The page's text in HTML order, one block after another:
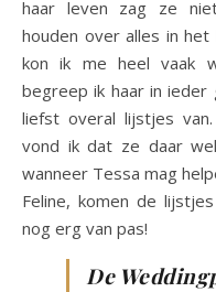
haar leven zag ze
houden over alles in het
kon ik me heel vaak
begreep ik haar in
liefst overal lijstjes
vond ik dat ze daar
wanneer Tessa mag
Feline, komen de
nog erg van pas!
De